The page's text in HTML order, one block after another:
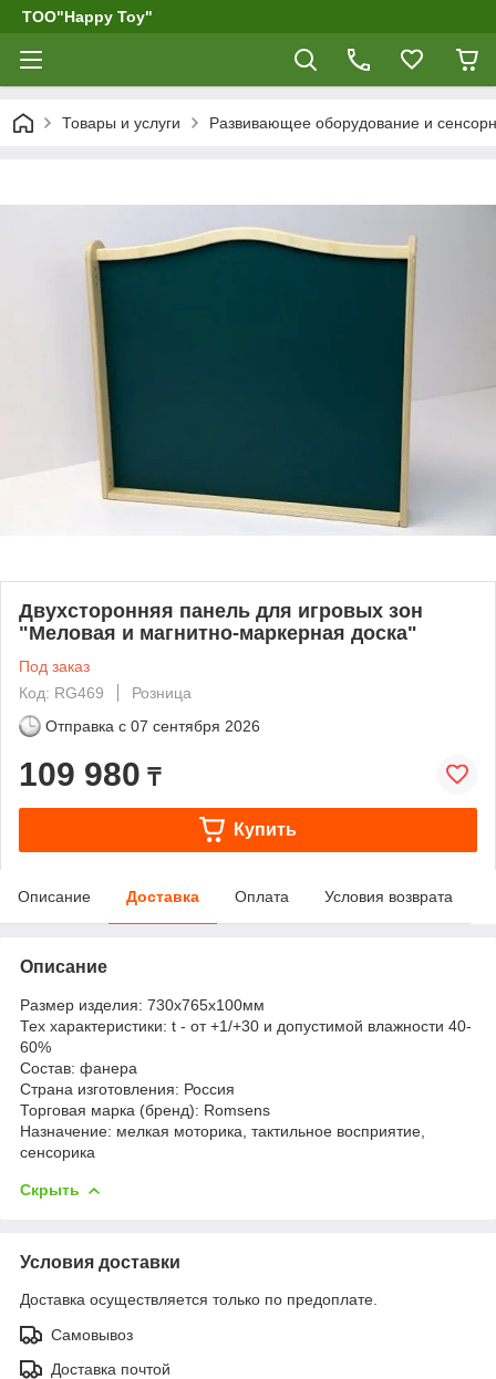
ТОО"Happy Toy"
Товары и услуги Развивающее оборудование и
Двухсторонняя панель для игровых зон
"Меловая и магнитно-маркерная доска"
Под заказ
Код: RG469
Розница
Отправка с 07 сентября 2026
109 980 ₸
Купить
Описание Доставка Оплата Условия возврата
Описание
Размер изделия: 730х765х100мм
Тех характеристики: t - от +1/+30 и допустимой влажности 40-
60%
Состав: фанера
Страна изготовления: Россия
Торговая марка (бренд): Romsens
Назначение: мелкая моторика, тактильное восприятие,
сенсорика
Скрыть
Условия доставки
Доставка осуществляется только по предоплате.
Самовывоз
Доставка почтой